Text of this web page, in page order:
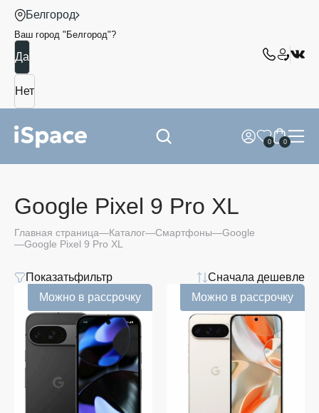
Белгород
Ваш город " Белгород"?
0 0
Google Pixel 9 Pro XL
Главная страница Каталог Смартфоны
Google
Google Pixel 9 Pro XL
Показатьфильтр
Сначала дешевле
Показать
ещё
128
GB
256
GB
Можно в рассрочку Можно в рассрочку